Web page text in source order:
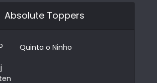
Absolute Toppers
Quinta o Ninho